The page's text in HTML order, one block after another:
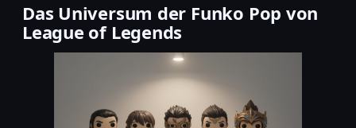
Das Universum der Funko Pop von
League of Legends